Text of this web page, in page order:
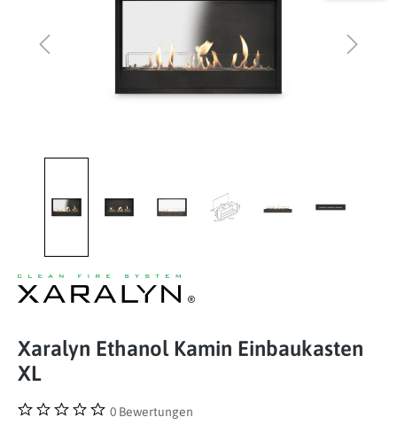
Xaralyn Ethanol Kamin Einbaukasten
XL
0 Bewertungen